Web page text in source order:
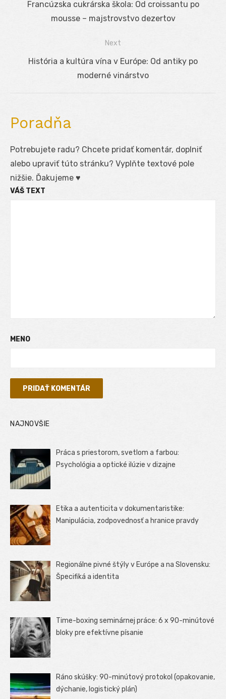
Previous
Francúzska cukrárska škola: Od croissantu po
mousse – majstrovstvo dezertov
Next
NextHistória a kultúra vína v Európe: Od antiky po
moderné vinárstvo
Poradňa
Potrebujete radu? Chcete pridať komentár, doplniť
alebo upraviť túto stránku? Vyplňte textové pole
nižšie. Ďakujeme ♥
VÁŠ TEXT
MENO
NAJNOVŠIE
Práca s priestorom, svetlom a farbou:
Psychológia a optické ilúzie v dizajne
Etika a autenticita v dokumentaristike:
Manipulácia, zodpovednosť a hranice pravdy
Regionálne pivné štýly v Európe a na Slovensku:
Špecifiká a identita
Time-boxing seminárnej práce: 6 x 90-minútové
bloky pre efektívne písanie
Ráno skúšky: 90-minútový protokol (opakovanie,
dýchanie, logistický plán)